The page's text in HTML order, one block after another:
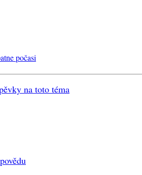
počasi
na toto téma